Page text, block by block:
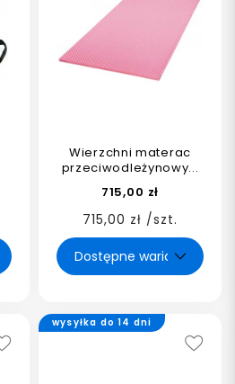
Wierzchni materac
przeciwodleżynowy...
715,00 zł
715,00 zł /szt.
wysyłka do 14 dni